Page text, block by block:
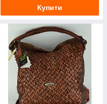
Купити